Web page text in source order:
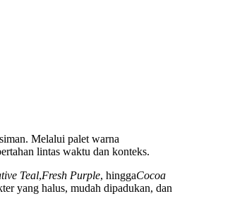
Melalui palet warna
lintas waktu dan konteks.
Teal,Fresh Purple, hinggaCocoa
yang halus, mudah dipadukan, dan